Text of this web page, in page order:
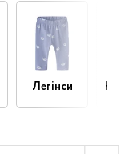
Легінси